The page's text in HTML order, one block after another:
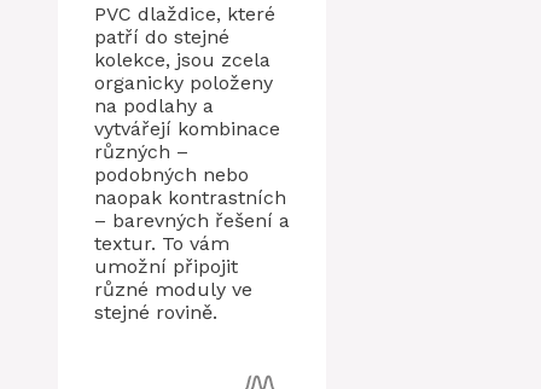
PVC dlaždice, které
patří do stejné
kolekce, jsou zcela
organicky položeny
na podlahy a
vytvářejí kombinace
různých –
podobných nebo
naopak kontrastních
– barevných řešení a
textur. To vám
umožní připojit
různé moduly ve
stejné rovině.